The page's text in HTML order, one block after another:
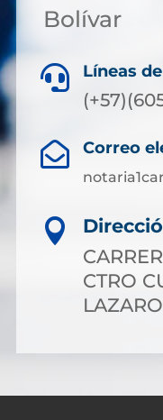
Bolívar
 Líneas
 Correo

CTRO
LAZARO